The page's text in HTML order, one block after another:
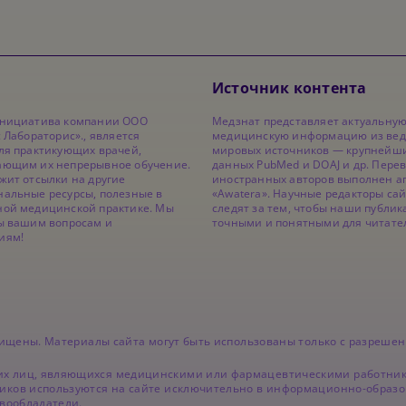
компании ООО
Лабораторис»., является
практикующих врачей,
их непрерывное обучение.
отсылки на другие
ресурсы, полезные в
медицинской практике. Мы
вашим вопросам и
Источник контента
Медзнат представляет актуальную
медицинскую информацию из
мировых источников —
данных PubMed и DOAJ и др.
иностранных авторов выполнен
«Awatera». Научные редакторы
следят за тем, чтобы наши
точными и понятными для
Материалы сайта могут быть использованы только с
лиц, являющихся медицинскими или фармацевтическими
используются на сайте исключительно в информационно-